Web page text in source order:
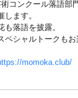
コンクール落語部
ます。
も落語を披露。
ペシャルトークもお
momoka.club/